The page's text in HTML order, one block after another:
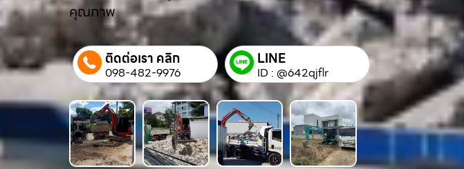
คุณภาพ
ติดต่อเรา คลิก
098-482-9976
LINE
ID : @642qjflr